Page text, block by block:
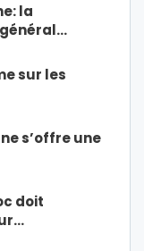
la
sur les
s’offre une
doit